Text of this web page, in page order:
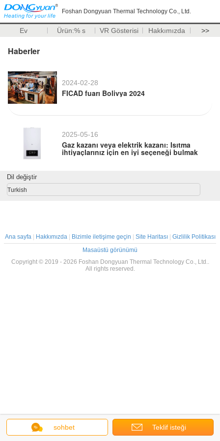
Foshan Dongyuan Thermal Technology Co., Ltd.
Ev Ürün:% s VR Gösterisi Hakkımızda >>
Haberler
2024-02-28
FICAD fuarı Bolivya 2024
2025-05-16
Gaz kazanı veya elektrik kazanı: Isıtma
ihtiyaçlarınız için en iyi seçeneği bulmak
sohbet Teklif isteği
Dil değiştir
Turkish
Ana sayfa| Hakkımızda| Bizimle iletişime geçin Site Haritası| Gizlilik Politikası
Masaüstü görünümü
Copyright © 2019 - 2026 Foshan Dongyuan Thermal Technology Co., Ltd..
All rights reserved.